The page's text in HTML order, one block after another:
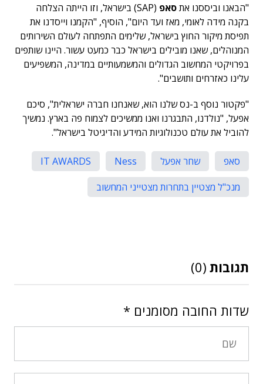
"הבאנו וביססנו אתסאפ
(SAP) בישראל, וזו הייתה הצלחה
בקנה מידה לאומי, מאז ועד היום", הוסיף, "הקמנו וייסדנו את
תפיסת מיקור החוץ בישראל, שלימים התפתחה לעולם השירותים
המנוהלים, שאנו מובילים בישראל כבר כמעט עשור. היינו שותפים
בפרויקטי המחשוב הגדולים והמשמעותיים במדינה, המשפיעים
עלינו כאזרחים ותושבים".
"פקטור נוסף ב-נס שלנו הוא, שאנחנו חברה ישראלית", סיכם
אפעל, "נולדנו, התבגרנו ואנו ממשיכים לצמוח פה בארץ. נמשיך
להוביל את עולם טכנולוגיות המידע והדיגיטל בישראל".
סאפ שחר אפעל Ness
IT AWARDS
מנכ"ל מצטיין בתחרות מצטייני המחשוב
תגובות (0)
שדות החובה מסומנים *